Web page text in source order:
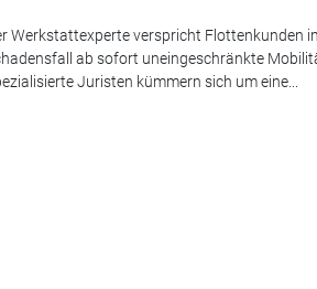
Werkstattexperte verspricht Flottenkunden
ab sofort uneingeschränkte
Juristen kümmern sich um eine...